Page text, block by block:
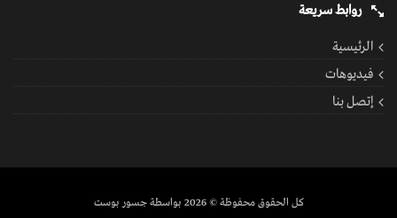
روابط سريعة
الرئيسية
فيديوهات
إتصل بنا
كل الحقوق محفوظة© 2026 بواسطة جسور بوست